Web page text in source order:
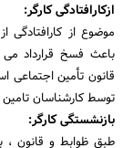
ازکارافتادگی کارگر:
موضوع از
باعث فسخ قرارداد
قانون تأمین اجتماعی
توسط کارشناسان
بازنشستگی کارگر:
طبق ظوابط و قانون ،